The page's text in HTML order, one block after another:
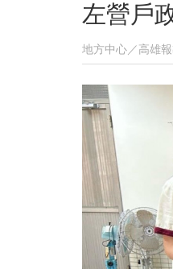
左營戶
地方中心／高雄